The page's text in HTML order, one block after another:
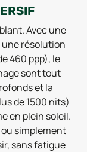
Avec une
une résolution
460 ppp), le
sont tout
et la
de 1500 nits)
en plein soleil.
simplement
sans fatigue